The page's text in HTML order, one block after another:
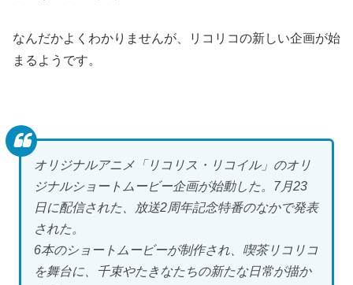
なんだかよくわかりませんが、リコリコの新しい企画が始
まるようです。
オリジナルアニメ「リコリス・リコイル」のオリ
ジナルショートムービー企画が始動した。7月23
日に配信された、放送2周年記念特番のなかで発表
された。
6本のショートムービーが制作され、喫茶リコリコ
を舞台に、千束やたきなたちの新たな日常が描か